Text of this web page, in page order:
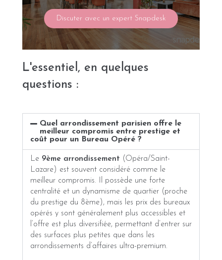
Discuter avec un expert Snapdesk
L'essentiel, en quelques
questions :
Quel arrondissement parisien offre le
meilleur compromis entre prestige et
coût pour un Bureau Opéré ?
Le 9ème arrondissement (Opéra/Saint-
Lazare) est souvent considéré comme le
meilleur compromis. Il possède une forte
centralité et un dynamisme de quartier (proche
du prestige du 8ème), mais les prix des bureaux
opérés y sont généralement plus accessibles et
l’offre est plus diversifiée, permettant d’entrer sur
des surfaces plus petites que dans les
arrondissements d’affaires ultra-premium.